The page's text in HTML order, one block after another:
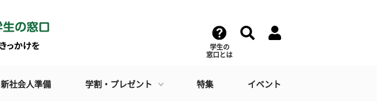
学生の
窓口とは
新社会人準備 学割・プレゼント 特集 イベント